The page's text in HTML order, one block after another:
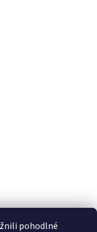
pohodlné